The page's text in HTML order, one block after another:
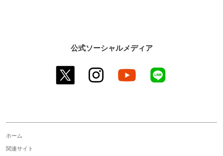
公式ソーシャルメディア
twitter instagram youtube
ホーム
関連サイト